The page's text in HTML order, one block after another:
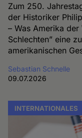
Zum 250.
der Historiker
– Was Amerika
Schlechten” eine
amerikanischen
Sebastian Schnelle
09.07.2026
INTERNATIONALES